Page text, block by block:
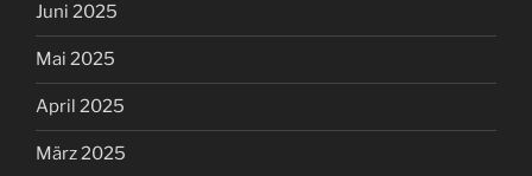
Juni 2025
Mai 2025
April 2025
März 2025